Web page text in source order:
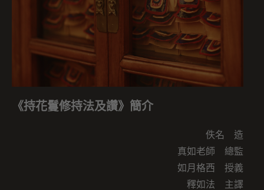
《持花鬘修持法及讚》簡介
佚名 造
真如老師 總監
如月格西 授義
釋如法 主譯